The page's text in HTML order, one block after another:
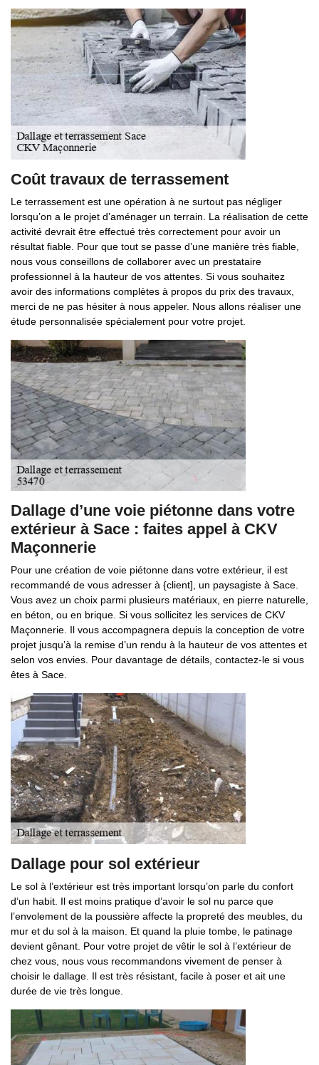
Coût travaux de terrassement
Le terrassement est une opération à ne surtout pas négliger
lorsqu’on a le projet d’aménager un terrain. La réalisation de cette
activité devrait être effectué très correctement pour avoir un
résultat fiable. Pour que tout se passe d’une manière très fiable,
nous vous conseillons de collaborer avec un prestataire
professionnel à la hauteur de vos attentes. Si vous souhaitez
avoir des informations complètes à propos du prix des travaux,
merci de ne pas hésiter à nous appeler. Nous allons réaliser une
étude personnalisée spécialement pour votre projet.
Dallage d’une voie piétonne dans votre
extérieur à Sace : faites appel à CKV
Maçonnerie
Pour une création de voie piétonne dans votre extérieur, il est
recommandé de vous adresser à {client], un paysagiste à Sace.
Vous avez un choix parmi plusieurs matériaux, en pierre naturelle,
en béton, ou en brique. Si vous sollicitez les services de CKV
Maçonnerie. Il vous accompagnera depuis la conception de votre
projet jusqu’à la remise d’un rendu à la hauteur de vos attentes et
selon vos envies. Pour davantage de détails, contactez-le si vous
êtes à Sace.
Dallage pour sol extérieur
Le sol à l’extérieur est très important lorsqu’on parle du confort
d’un habit. Il est moins pratique d’avoir le sol nu parce que
l’envolement de la poussière affecte la propreté des meubles, du
mur et du sol à la maison. Et quand la pluie tombe, le patinage
devient gênant. Pour votre projet de vêtir le sol à l’extérieur de
chez vous, nous vous recommandons vivement de penser à
choisir le dallage. Il est très résistant, facile à poser et ait une
durée de vie très longue.